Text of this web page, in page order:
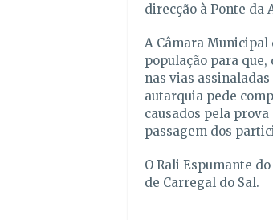
direcção à Ponte da
A Câmara
população para
nas vias
autarquia pede
causados pela
passagem dos
O Rali Espumante
de Carregal do Sal.